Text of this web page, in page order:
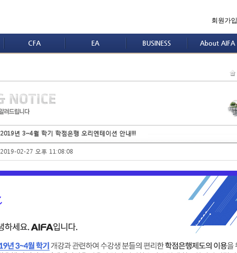
회원가입
CFA EA BUSINESS About AIFA
2019년 3~4월 학기 학점은행 오리엔테이션 안내!!!
2019-02-27 오후 11:08:08